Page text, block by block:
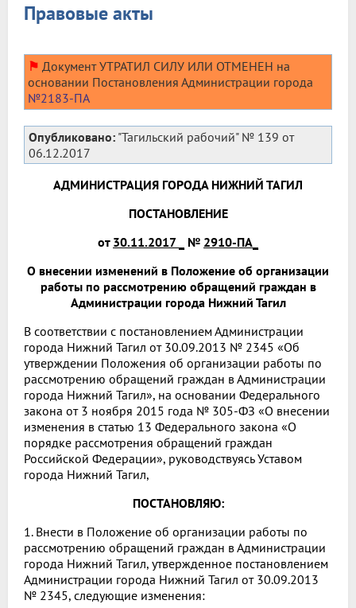
Правовые акты
⚑ Документ УТРАТИЛ СИЛУ ИЛИ ОТМЕНЕН на
основании Постановления Администрации города
№2183-ПА
Опубликовано: "Тагильский рабочий" № 139 от
06.12.2017
АДМИНИСТРАЦИЯ ГОРОДА НИЖНИЙ ТАГИЛ
ПОСТАНОВЛЕНИЕ
от 30.11.2017 _ № 2910-ПА_
О внесении изменений в Положение об организации
работы по рассмотрению обращений граждан в
Администрации города Нижний Тагил
В соответствии с постановлением Администрации
города Нижний Тагил от 30.09.2013 № 2345 «Об
утверждении Положения об организации работы по
рассмотрению обращений граждан в Администрации
города Нижний Тагил», на основании Федерального
закона от 3 ноября 2015 года № 305-ФЗ «О внесении
изменения в статью 13 Федерального закона «О
порядке рассмотрения обращений граждан
Российской Федерации», руководствуясь Уставом
города Нижний Тагил,
ПОСТАНОВЛЯЮ:
1. Внести в Положение об организации работы по
рассмотрению обращений граждан в Администрации
города Нижний Тагил, утвержденное постановлением
Администрации города Нижний Тагил от 30.09.2013
№ 2345, следующие изменения: